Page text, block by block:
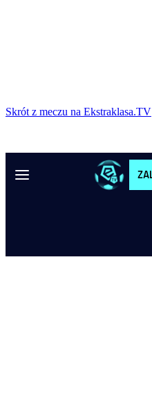
Skrót z meczu na Ekstraklasa.TV